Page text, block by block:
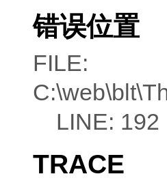
错误位置
FILE:
LINE: 192
TRACE